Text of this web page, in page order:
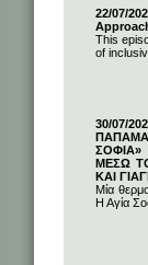
22/07/
This
of
30/07/
ΣΟΦΙΑ»
ΜΕΣΩ
ΚΑΙ
Μία
Η Αγία